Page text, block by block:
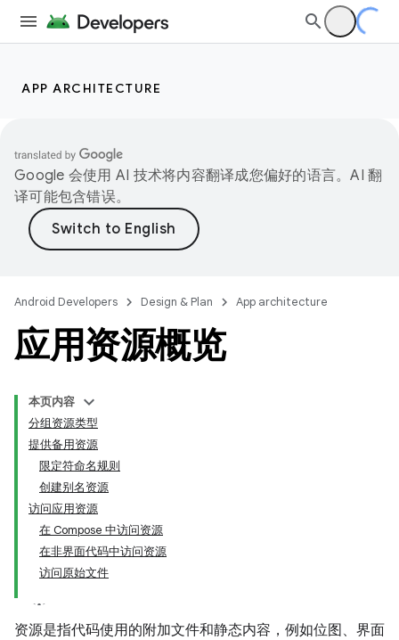
APP ARCHITECTURE
Google 会使用 AI 技术将内容翻译成您偏好的语言。AI 翻
译可能包含错误。
Android Developers Design & Plan App architecture
应用资源概览
本页内容
分组资源类型
提供备用资源
限定符命名规则
创建别名资源
访问应用资源
在 Compose 中访问资源
在非界面代码中访问资源
访问原始文件
资源是指代码使用的附加文件和静态内容，例如位图、界面